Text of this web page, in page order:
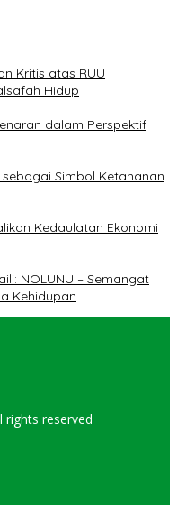
Kritis atas RUU
Hidup
dalam Perspektif
sebagai Simbol Ketahanan
Kedaulatan Ekonomi
NOLUNU – Semangat
Kehidupan
rights reserved